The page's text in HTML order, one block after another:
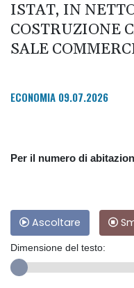
ISTAT, IN
COSTRUZIONE
SALE
ECONOMIA 09.07.2026
Per il numero di
Ascoltare
Dimensione del testo: